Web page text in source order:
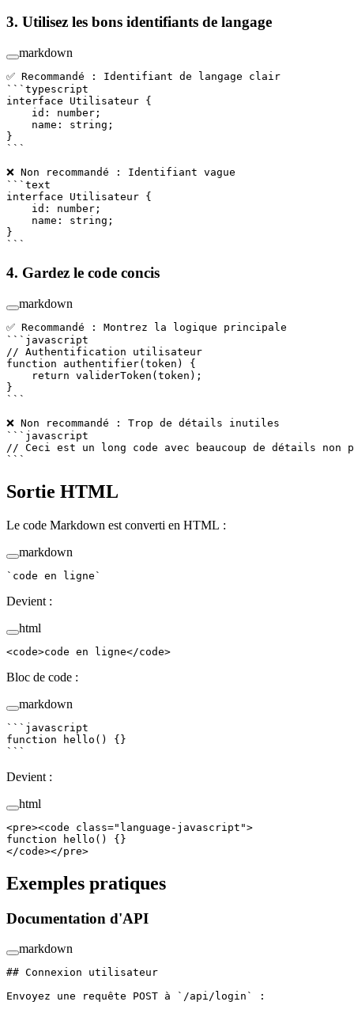
3. Utilisez les bons identifiants de langage
markdown
✅ Recommandé : Identifiant de langage clair
```typescript
interface Utilisateur {
    id
: number ;
    name
: string ;
}
```
❌ Non recommandé : Identifiant vague
```text
interface Utilisateur {
    id: number;
    name: string;
}
```
4. Gardez le code concis
markdown
✅ Recommandé : Montrez la logique principale
```javascript
// Authentification utilisateur
function authentifier( token ) {
    return
validerToken (token);
}
```
❌ Non recommandé : Trop de détails inutiles
```javascript
// Ceci est un long code avec beaucoup de détails
```
Sortie HTML
Le code Markdown est converti en HTML :
markdown
`code en ligne`
Devient :
html
<code>code en ligne</code>
Bloc de code :
markdown
```javascript
function hello () {}
```
Devient :
html
<pre><code class="language-javascript">
function hello() {}
</code></pre>
Exemples pratiques
Documentation d'API
markdown
## Connexion utilisateur
Envoyez une requête POST à
`/api/login`
: